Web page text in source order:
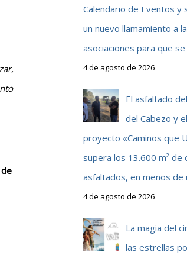
Calendario de Eventos y
un nuevo llamamiento a
asociaciones para que se
4 de agosto de 2026
El asfaltado
del Cabezo y el
proyecto «Caminos que
supera los 13.600 m² de
asfaltados, en menos de
4 de agosto de 2026
La magia del
las estrellas